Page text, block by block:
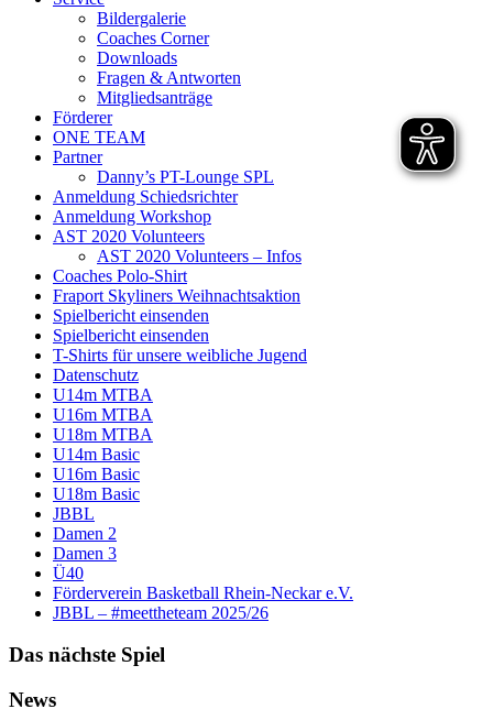
Bildergalerie
Coaches Corner
Downloads
Fragen & Antworten
Mitgliedsanträge
Förderer
ONE TEAM
Partner
Danny’s PT-Lounge SPL
Anmeldung Schiedsrichter
Anmeldung Workshop
AST 2020 Volunteers
AST 2020 Volunteers – Infos
Coaches Polo-Shirt
Fraport Skyliners Weihnachtsaktion
Spielbericht einsenden
Spielbericht einsenden
T-Shirts für unsere weibliche Jugend
Datenschutz
U14m MTBA
U16m MTBA
U18m MTBA
U14m Basic
U16m Basic
U18m Basic
JBBL
Damen 2
Damen 3
Ü40
Förderverein Basketball Rhein-Neckar e.V.
JBBL – #meettheteam 2025/26
Das nächste Spiel
News